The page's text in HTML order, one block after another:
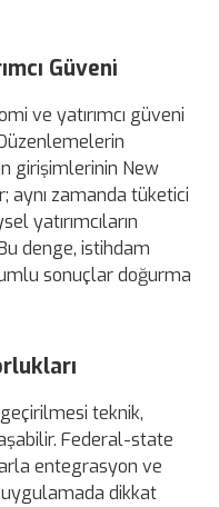
Güveni
ve yatırımcı güveni
girişimlerinin New
aynı zamanda tüketici
yatırımcıların
denge, istihdam
sonuçlar doğurma
teknik,
Federal-state
entegrasyon ve
uygulamada dikkat